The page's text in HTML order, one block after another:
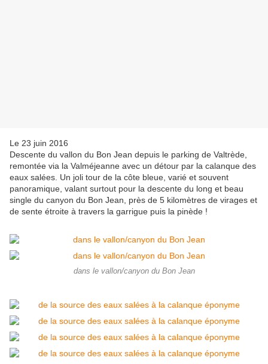
Le 23 juin 2016
Descente du vallon du Bon Jean depuis le parking de Valtrède,
remontée via la Valméjeanne avec un détour par la calanque des
eaux salées. Un joli tour de la côte bleue, varié et souvent
panoramique, valant surtout pour la descente du long et beau
single du canyon du Bon Jean, près de 5 kilomètres de virages et
de sente étroite à travers la garrigue puis la pinède !
dans le vallon/canyon du Bon Jean